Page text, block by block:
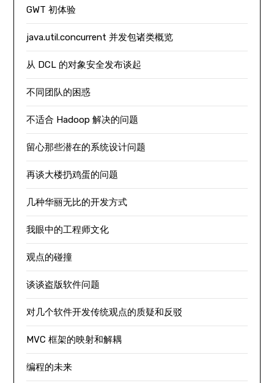
GWT 初体验
java.util.concurrent 并发包诸类概览
从 DCL 的对象安全发布谈起
不同团队的困惑
不适合 Hadoop 解决的问题
留心那些潜在的系统设计问题
再谈大楼扔鸡蛋的问题
几种华丽无比的开发方式
我眼中的工程师文化
观点的碰撞
谈谈盗版软件问题
对几个软件开发传统观点的质疑和反驳
MVC 框架的映射和解耦
编程的未来